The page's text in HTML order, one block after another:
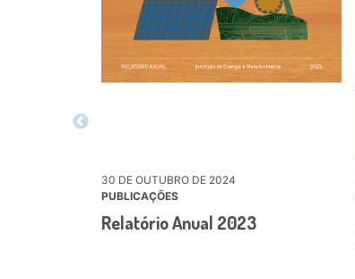
30 DE OUTUBRO DE 2024
PUBLICAÇÕES
Relatório Anual 2023